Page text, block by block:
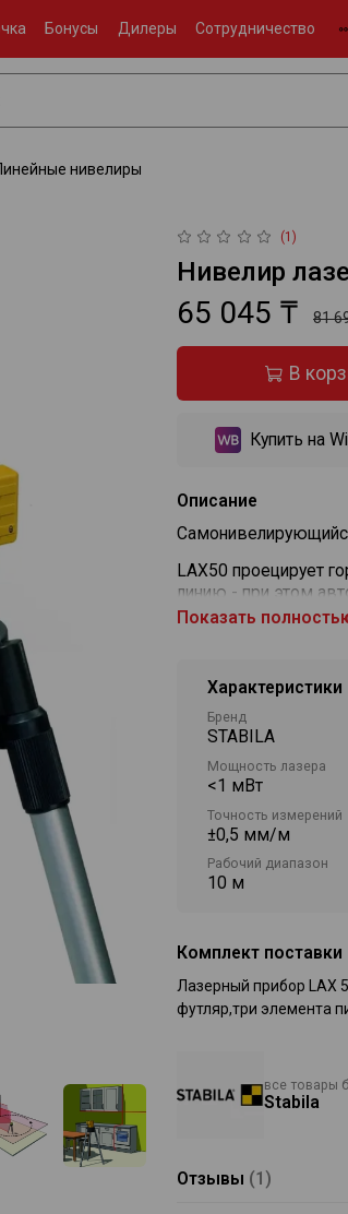
Бонусы Дилеры Сотрудничество
нивелиры
(1)
Нивелир
65 045 ₸ 81
В
Купить на
Описание
LAX50 проецирует
линию - при этом
линий.
оборудования.
Показать
Характеристики
Бренд
STABILA
Мощность лазера
<1 мВт
Точность измерений
±0,5 мм/м
Рабочий диапазон
10 м
Комплект поставки
Лазерный прибор LAX
футляр,три элемента
все товары
Stabila
Отзывы (1)